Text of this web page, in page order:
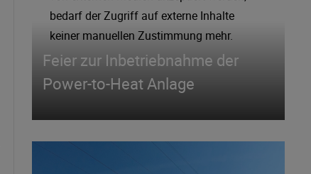
bedarf der Zugriff auf externe Inhalte
keiner manuellen Zustimmung mehr.
Feier zur Inbetriebnahme der
Power-to-Heat Anlage